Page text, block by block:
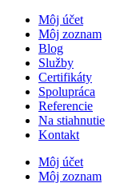
Môj účet
Môj zoznam
Blog
Služby
Certifikáty
Spolupráca
Referencie
Na stiahnutie
Kontakt
Môj účet
Môj zoznam